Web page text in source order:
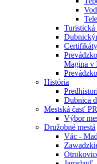
Turistická
Certifikáty
Magina v
História
Dubnica
Mestská časť
Výbor
Družobné mestá
Vác -